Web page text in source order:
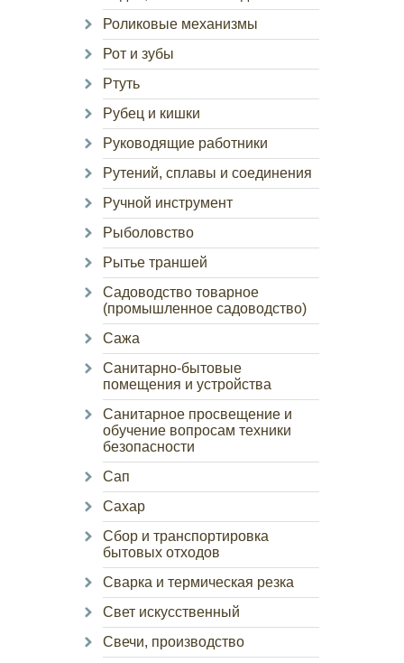
Роликовые механизмы
Рот и зубы
Ртуть
Рубец и кишки
Руководящие работники
Рутений, сплавы и соединения
Ручной инструмент
Рыболовство
Рытье траншей
Садоводство товарное
(промышленное садоводство)
Сажа
Санитарно-бытовые
помещения и устройства
Санитарное просвещение и
обучение вопросам техники
безопасности
Сап
Сахар
Сбор и транспортировка
бытовых отходов
Сварка и термическая резка
Свет искусственный
Свечи, производство